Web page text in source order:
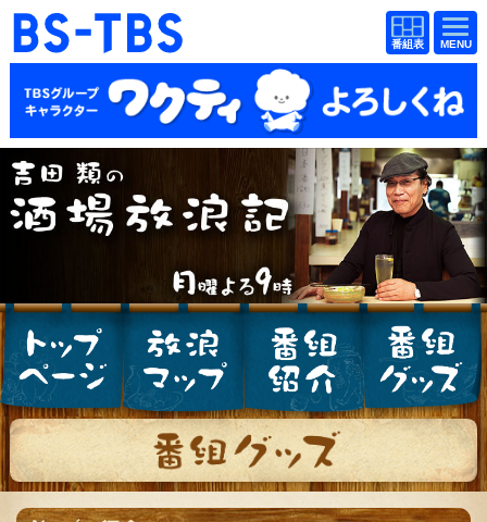
BS-TBS
番組
表
BS-TBS
番組
表
ドラマ 映画
紀行 報道
教養 スポーツ
音楽 エンタメ
ファンクラブ
検索
視聴方法 4K放送
イベント ショッピング
公式SNS プレゼント